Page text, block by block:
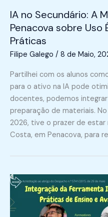
IA no Secundário: A
Penacova sobre
Práticas
Filipe Galego / 8 de Maio,
Partilhei com os alunos
para o ativo na IA pode
docentes, podemos
preparação de materiais.
2026, tive o prazer de estar
Costa, em Penacova, para